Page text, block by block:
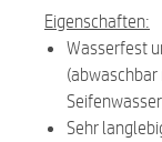
Eigenschaften:
Wasserfest
Sehr